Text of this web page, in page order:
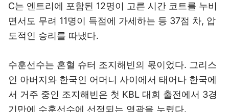
C는 엔트리에 포함된 12명이 고른 시간 코트를 누비
면서도 무려 11명이 득점에 가세하는 등 37점 차, 압
도적인 승리를 따냈다.
수훈선수는 혼혈 슈터 조지해빈의 몫이었다. 그리스
인 아버지와 한국인 어머니 사이에서 태어나 한국에
서 거주 중인 조지해빈은 첫 KBL 대회 출전에서 3경
기만에 수훈선수에 선정되는 영광을 누렸다.